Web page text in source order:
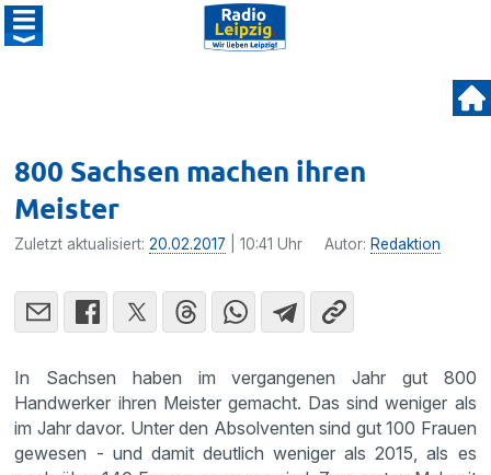
800 Sachsen machen ihren
Meister
Zuletzt aktualisiert:20.02.2017 | 10:41 Uhr Autor: Redaktion
In Sachsen haben im vergan­genen Jahr gut 800
Handwerker ihren Meister gemacht. Das sind weniger als
im Jahr davor. Unter den Absol­venten sind gut 100 Frauen
gewesen - und damit deutlich weniger als 2015, als es